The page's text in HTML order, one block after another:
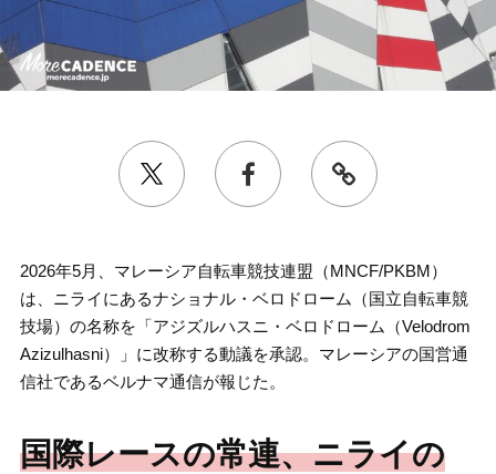
2026年5月、マレーシア自転車競技連盟（MNCF/PKBM）
は、ニライにあるナショナル・ベロドローム（国立自転車競
技場）の名称を「アジズルハスニ・ベロドローム（Velodrom
Azizulhasni）」に改称する動議を承認。マレーシアの国営通
信社であるベルナマ通信が報じた。
国際レースの常連、ニライの